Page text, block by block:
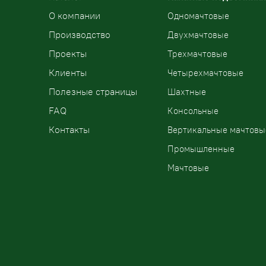
О компании
Производство
Проекты
Клиенты
Полезные страницы
FAQ
Контакты
Одномачтовые
Двухмачтовые
Трехмачтовые
Четырехмачтовые
Шахтные
Консольные
Вертикальные
Промышленные
Мачтовые